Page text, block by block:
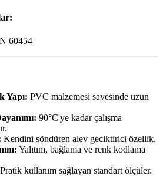
60454
Yapı: PVC malzemesi sayesinde uzun
90°C'ye kadar çalışma
Kendini söndüren alev geciktirici özellik.
Yalıtım, bağlama ve renk kodlama
Pratik kullanım sağlayan standart ölçüler.